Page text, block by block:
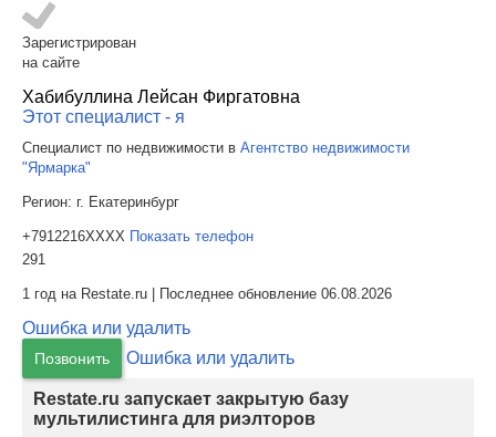
Зарегистрирован
на сайте
Хабибуллина Лейсан Фиргатовна
Этот специалист - я
Специалист по недвижимости в Агентство недвижимости
"Ярмарка"
Регион: г. Екатеринбург
+7912216XXXX Показать телефон
291
1 год на Restate.ru | Последнее обновление 06.08.2026
Ошибка или удалить
Позвонить Ошибка или удалить
Restate.ru запускает закрытую базу
мультилистинга для риэлторов